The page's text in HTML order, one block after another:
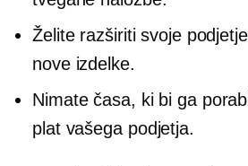
Želite razširiti svoje
nove izdelke.
Nimate časa, ki bi ga
plat vašega podjetja.